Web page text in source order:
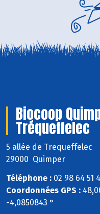
Biocoop
Tréqueffelec
5 allée de Trequeffelec
29000 Quimper
Téléphone : 02 98 64 51
Coordonnées GPS :
-4,0850843 °